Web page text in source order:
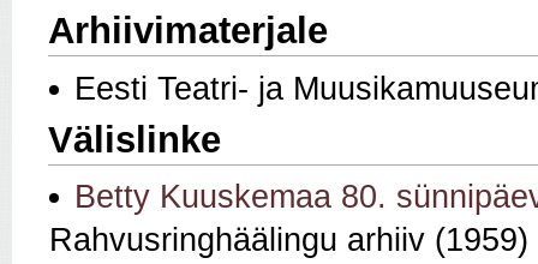
Arhiivimaterjale
Eesti Teatri- ja
Välislinke
Betty Kuuskemaa 80.
Rahvusringhäälingu arhiiv (1959)